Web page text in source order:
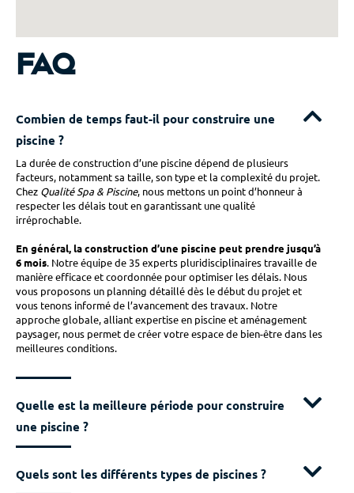
FAQ
Combien de temps faut-il pour construire une
piscine ?
La durée de construction d’une piscine dépend de plusieurs
facteurs, notamment sa taille, son type et la complexité du projet.
Chez Qualité Spa & Piscine, nous mettons un point d’honneur à
respecter les délais tout en garantissant une qualité
irréprochable.
En général, la construction d’une piscine peut prendre jusqu’à
6 mois. Notre équipe de 35 experts pluridisciplinaires travaille de
manière efficace et coordonnée pour optimiser les délais. Nous
vous proposons un planning détaillé dès le début du projet et
vous tenons informé de l’avancement des travaux. Notre
approche globale, alliant expertise en piscine et aménagement
paysager, nous permet de créer votre espace de bien-être dans les
meilleures conditions.
Quelle est la meilleure période pour construire
une piscine ?
Quels sont les différents types de piscines ?